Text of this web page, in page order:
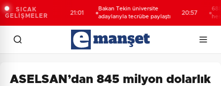
SICAK
GELİŞMELER
Bakan Tekin üniversite
adaylarıyla tecrübe paylaştı
688
ASELSAN’dan 845 milyon dolarlık